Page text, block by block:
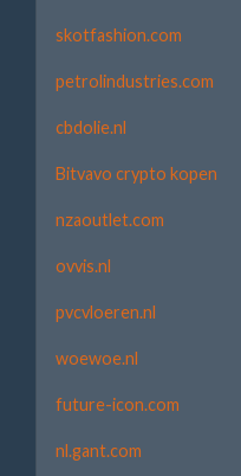
skotfashion.com
petrolindustries.com
cbdolie.nl
Bitvavo crypto kopen
nzaoutlet.com
ovvis.nl
pvcvloeren.nl
woewoe.nl
future-icon.com
nl.gant.com